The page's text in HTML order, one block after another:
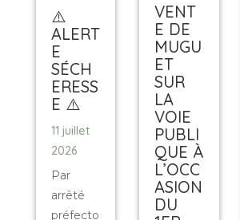
⚠️
ALERT
E
SÉCH
ERESS
E ⚠️
11 juillet
2026
Par
arrêté
préfecto
VENT
E DE
MUGU
ET
SUR
LA
VOIE
PUBLI
QUE À
L’OCC
ASION
DU